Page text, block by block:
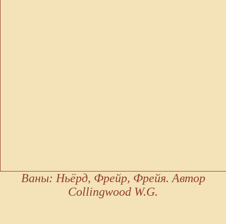
Ваны: Ньёрд, Фрейр, Фрейя. Автор
Collingwood W.G.